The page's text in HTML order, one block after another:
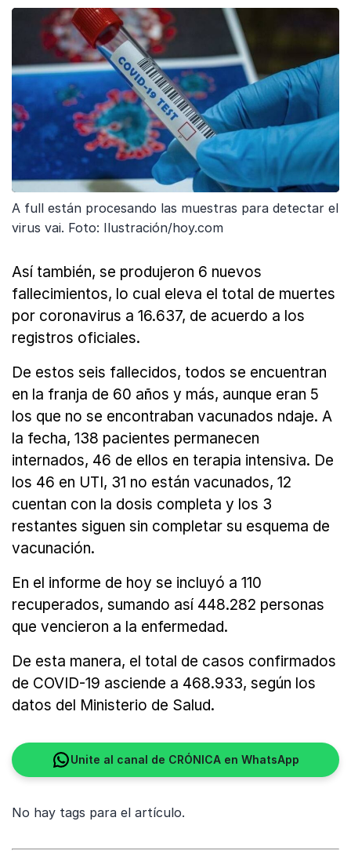
A full están procesando las muestras para detectar el
virus vai. Foto: Ilustración/hoy.com
Así también, se produjeron 6 nuevos
fallecimientos, lo cual eleva el total de muertes
por coronavirus a 16.637, de acuerdo a los
registros oficiales.
De estos seis fallecidos, todos se encuentran
en la franja de 60 años y más, aunque eran 5
los que no se encontraban vacunados ndaje. A
la fecha, 138 pacientes permanecen
internados, 46 de ellos en terapia intensiva. De
los 46 en UTI, 31 no están vacunados, 12
cuentan con la dosis completa y los 3
restantes siguen sin completar su esquema de
vacunación.
En el informe de hoy se incluyó a 110
recuperados, sumando así 448.282 personas
que vencieron a la enfermedad.
De esta manera, el total de casos confirmados
de COVID-19 asciende a 468.933, según los
datos del Ministerio de Salud.
Unite al canal de CRÓNICA en WhatsApp
No hay tags para el artículo.